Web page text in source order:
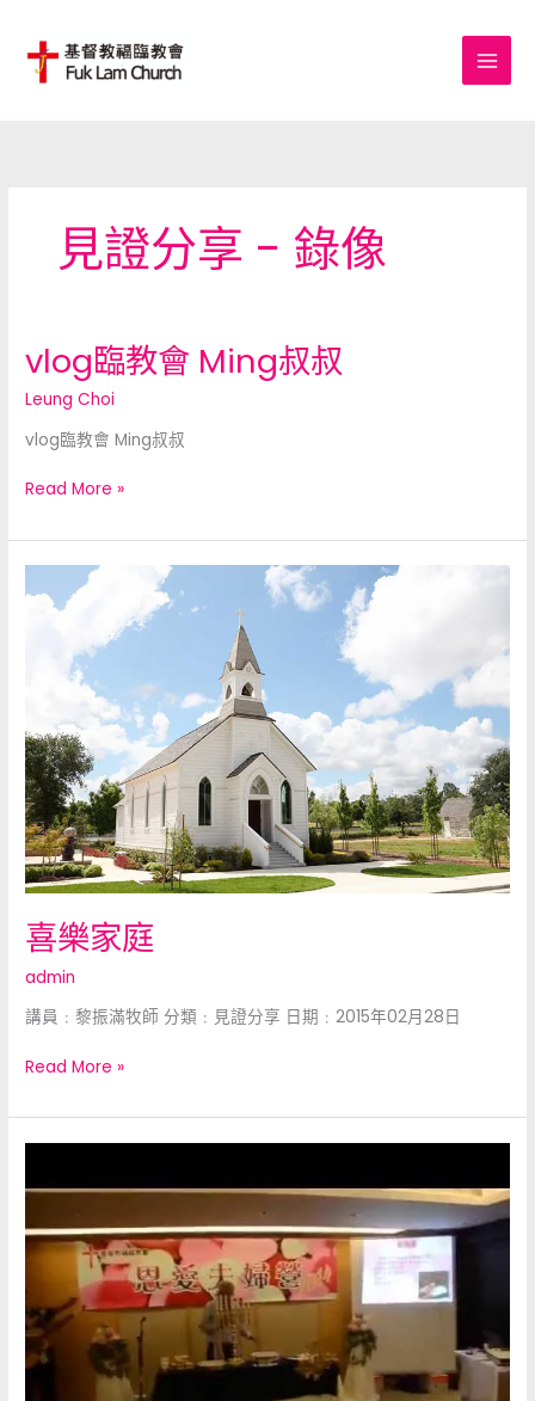
content
見證分享 - 錄像
vlog臨教會 Ming叔叔
Leung Choi
vlog臨教會 Ming叔叔
vlog
臨
教
Ming
叔
Read More »
喜樂家庭
admin
講員﹕黎振滿牧師 分類﹕見證分享 日期﹕2015年02月28日
樂
Read More »
會
2014
愛
夫
婦